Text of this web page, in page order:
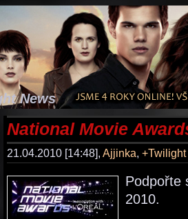
News
National Movie
21.04.2010 [14:48], Ajjinka,
Podpořte
2010.